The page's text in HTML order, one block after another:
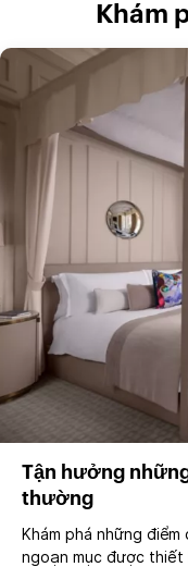
Khám
Tận hưởng
thường
Khám phá những
ngoạn mục được thiết